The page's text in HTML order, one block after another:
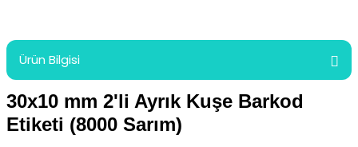
Ürün Bilgisi
30x10 mm 2'li Ayrık Kuşe Barkod
Etiketi (8000 Sarım)